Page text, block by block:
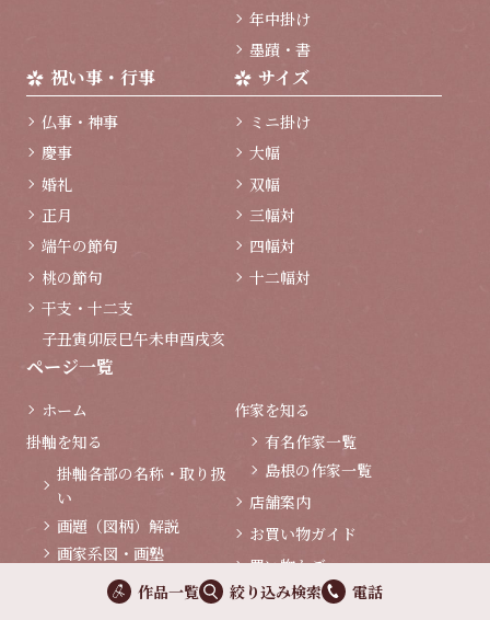
年中掛け
墨蹟・書
祝い事・行事
仏事・神事
慶事
婚礼
正月
端午の節句
桃の節句
干支・十二支
子丑寅卯辰巳午未申酉戌亥
サイズ
ミニ掛け
大幅
双幅
三幅対
四幅対
十二幅対
ページ一覧
ホーム
掛軸を知る
掛軸各部の名称・取り扱
い
画題（図柄）解説
画家系図・画塾
表装・仕立て依頼
作家を知る
有名作家一覧
島根の作家一覧
店舗案内
お買い物ガイド
買い物かご
お問い合わせ
作品一覧 絞り込み検索 電話